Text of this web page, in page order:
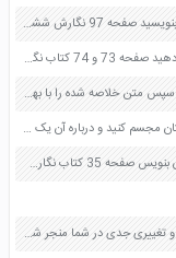
یکی از حکایت هایی را که تا به حال شنیده اید به زبان ساده بنویسید صفحه 97 نگارش ششم دبستان
یکی از متن های ناتمام زیر را انتخاب کنید و نوشته را ادامه دهید صفحه 73 و 74 کتاب نگارش فارسی پنجم دبستان
یکی از درس های مندرج در کتاب درسی خود را خلاصه کنید سپس متن خلاصه شده را با بهره گیری از روش های دسته بندی نمودار جدول نقشه مفهومی نشان دهید صفحه 118 نگارش یازدهم
یکی از صدا های آبشار به هم خوردن برگ ها زنبور را در ذهنتان مجسم کنید و درباره آن یک بند بنویسید صفحه 11 نگارش پنجم
یکی از دو موضوع را به دلخواه انتخاب کن و یک بند درباره آن بنویس صفحه 35 کتاب نگارش فارسی سوم
یکی از موثرترین پیام هایی را که دریافت کرده اید و به اقناع و تغییری جدی در شما منجر شده است برسی کنید و علت این تاثیر گذاری قابل توجه را بنویسید صفحه 52 تفکر و سواد رسانه ای دهم